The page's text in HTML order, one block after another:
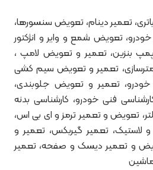
تعمیر دینام، تعویض سنسورها،
خودرو، تعویض شمع و وایر و انژکتور
بنزین، تعمیر و تعویض لامپ ،
تعمیر و تعویض سیم کشی
تعمیر و تعویض جلوبندی،
فنی خودرو، کارشناسی بدنه
تعویض و تعمیر ترمز و ای بی اس،
لاستیک، تعمیر گیربکس، تعمیر و
و تعمیر دیسک و صفحه، تعمیر
ماشین